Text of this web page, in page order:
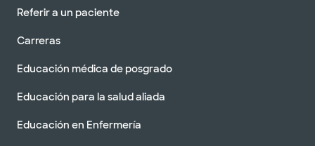
Referir a un paciente
Carreras
Educación médica de posgrado
Educación para la salud aliada
Educación en Enfermería